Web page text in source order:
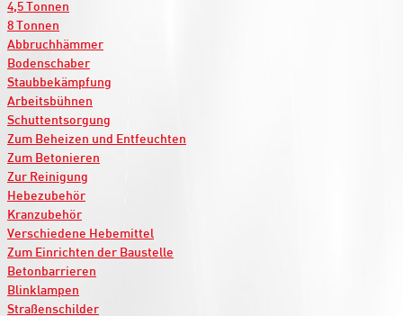
4,5 Tonnen
8 Tonnen
Abbruchhämmer
Bodenschaber
Staubbekämpfung
Arbeitsbühnen
Schuttentsorgung
Zum Beheizen und Entfeuchten
Zum Betonieren
Zur Reinigung
Hebezubehör
Kranzubehör
Verschiedene Hebemittel
Zum Einrichten der Baustelle
Betonbarrieren
Blinklampen
Straßenschilder